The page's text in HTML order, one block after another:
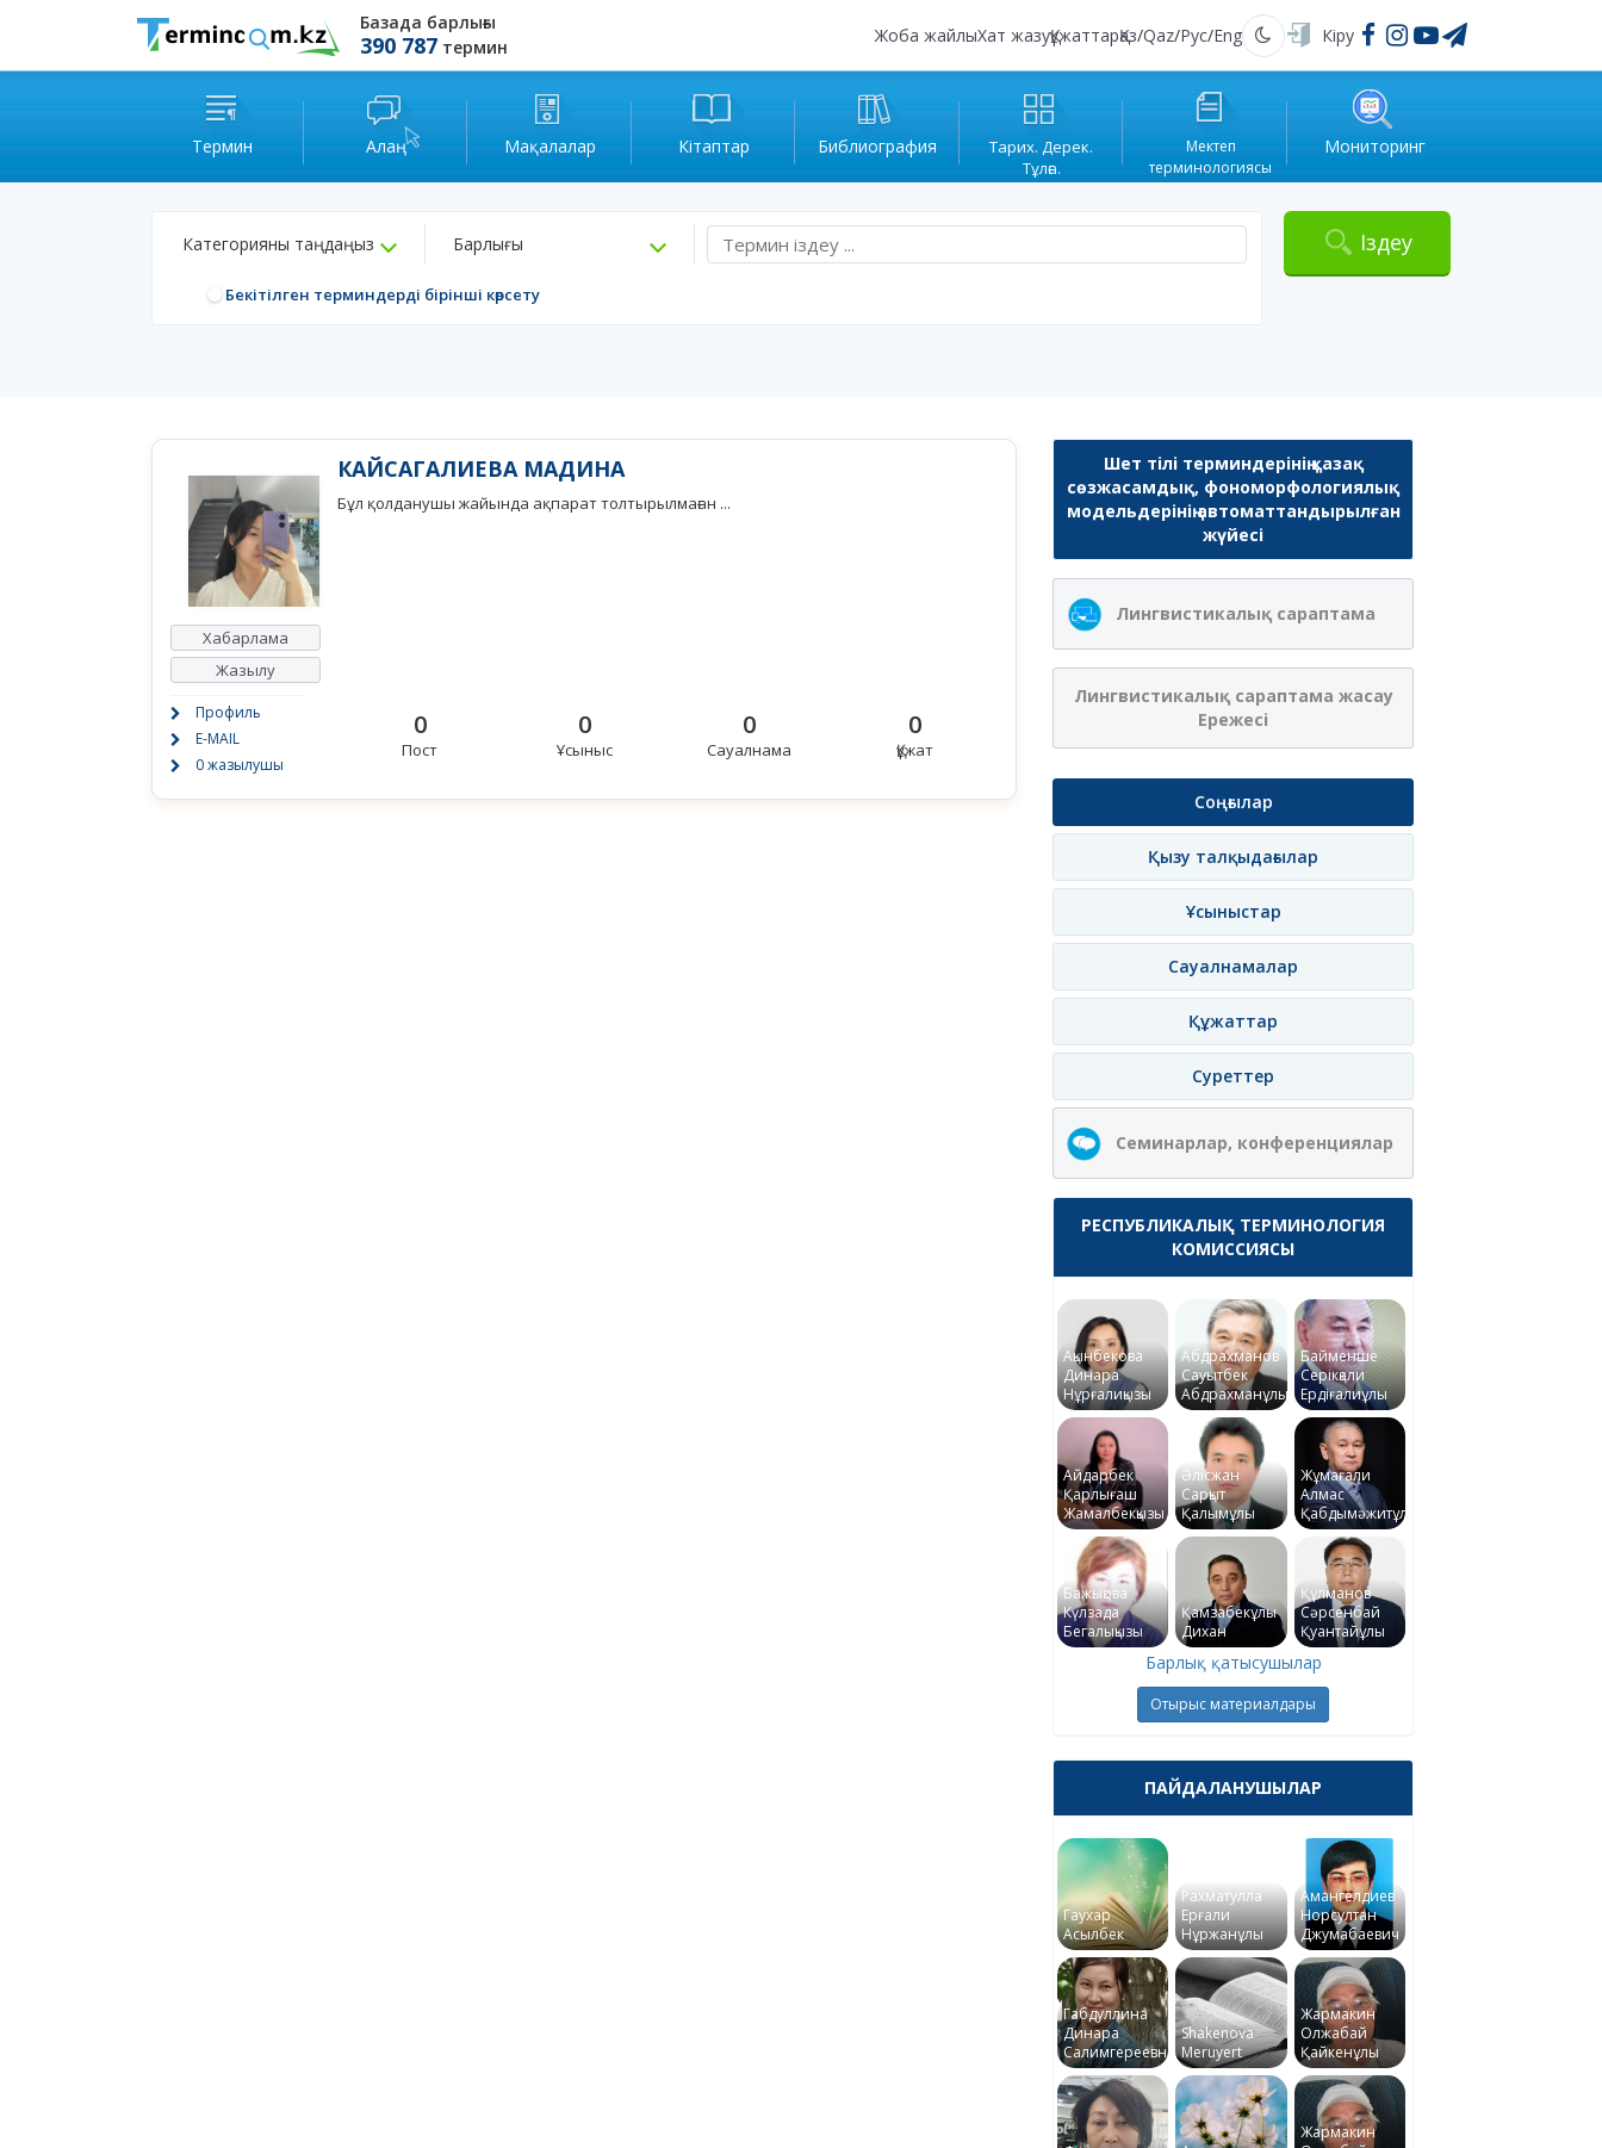
Базада барлығы
390 787 термин
Жоба жайлыХат жазуҚұжаттарҚаз/Qaz/Рус/Eng Қараңғы Кіру
Термин Алаң Мақалалар Кітаптар Библиография
Тарих. Дерек.
Тұлға.
Мектеп
терминологиясы
Мониторинг
Категорияны таңдаңыз Барлығы
Бекітілген терминдерді бірінші көрсету
Іздеу
Хабарлама
Жазылу
Профиль
E-MAIL
0 жазылушы
КАЙСАГАЛИЕВА МАДИНА
Бұл қолданушы жайында ақпарат толтырылмаған ...
0
Пост
0
Ұсыныс
0
Сауалнама
0
Құжат
Шет тілі терминдерінің қазақ
сөзжасамдық, фономорфологиялық
модельдерінің автоматтандырылған
жүйесі
Лингвистикалық сараптама
Лингвистикалық сараптама жасау
Ережесі
Соңғылар
Қызу талқыдағылар
Ұсыныстар
Сауалнамалар
Құжаттар
Суреттер
Семинарлар, конференциялар
РЕСПУБЛИКАЛЫҚ ТЕРМИНОЛОГИЯ
КОМИССИЯСЫ
Ақынбекова
Динара
Нұрғалиқызы
Абдрахманов
Сауытбек
Абдрахманұлы
Байменше
Серікқали
Ердіғалиұлы
Айдарбек
Қарлығаш
Жамалбекқызы
Әлісжан
Сарқыт
Қалымұлы
Жұмағали
Алмас
Қабдымәжитұлы
Бажықова
Күлзада
Бегалықызы
Қамзабекұлы
Дихан
Құлманов
Сәрсенбай
Қуантайұлы
Барлық қатысушылар
Отырыс материалдары
ПАЙДАЛАНУШЫЛАР
Гаухар
Асылбек
Рахматулла
Ерғали
Нұржанұлы
Амангелдиев
Норсултан
Джумабаевич
Габдуллина
Динара
Салимгереевна
Shakenova
Meruyert
Жармакин
Олжабай
Қайкенұлы
Жармакин